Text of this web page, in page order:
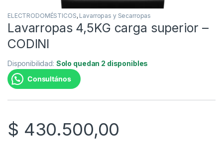
ELECTRODOMÉSTICOS, Lavarropas y Secarropas
Lavarropas 4,5KG carga superior –
CODINI
Disponibilidad: Solo quedan 2 disponibles
Consultános
$ 430.500,00